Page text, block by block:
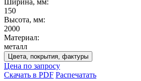
150
Высота, мм:
2000
Материал:
металл
Цвета, покрытия, фактуры
Цена по запросу
Скачать в PDF Распечатать